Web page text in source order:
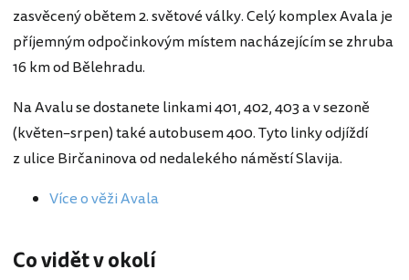
zasvěcený obětem 2. světové války. Celý komplex Avala je
příjemným odpočinkovým místem nacházejícím se zhruba
16 km od Bělehradu.
Na Avalu se dostanete linkami 401, 402, 403 a v sezoně
(květen–srpen) také autobusem 400. Tyto linky odjíždí
z ulice Birčaninova od nedalekého náměstí Slavija.
Více o věži Avala
Co vidět v okolí